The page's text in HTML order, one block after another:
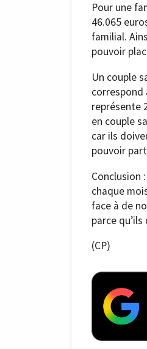
Pour une
46.065
familial.
pouvoir
Un couple
correspond
représente
en couple
car ils
pouvoir
Conclusion
chaque
face à de
parce
(CP)